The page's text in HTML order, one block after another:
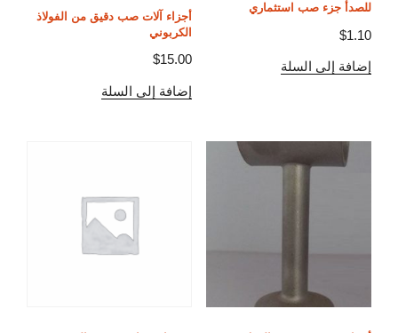
للصدأ جزء صب استثماري
$1.10
إضافة إلى السلة
أجزاء آلات صب دقيق من الفولاذ
الكربوني
$15.00
إضافة إلى السلة